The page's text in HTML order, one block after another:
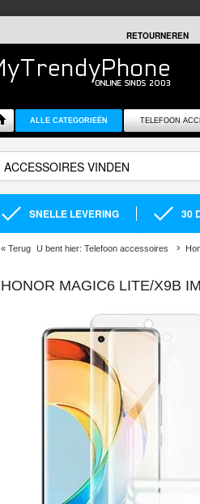
RETOURNEREN
ALLE CATEGORIEËN TELEFOON
SNELLE LEVERING 30
« Terug U bent hier: Telefoon accessoires
HONOR MAGIC6 LITE/X9B